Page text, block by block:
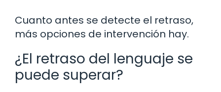
Cuanto antes se detecte el retraso,
más opciones de intervención hay.
¿El retraso del lenguaje se
puede superar?